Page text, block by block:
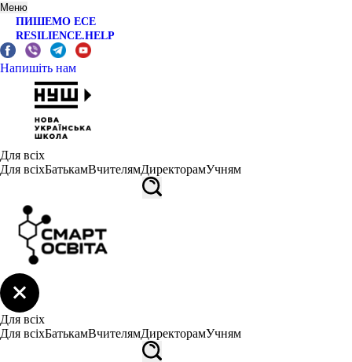
Меню
ПИШЕМО ЕСЕ
RESILIENCE.HELP
Напишіть нам
Для всіх
Для всіхБатькамВчителямДиректорамУчням
Для всіх
Для всіхБатькамВчителямДиректорамУчням